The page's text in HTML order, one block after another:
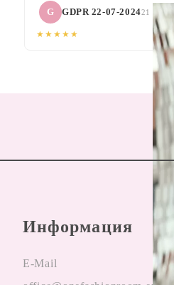
G GDPR 22-07-202421 Юли
★★★★★
Информация
E-Mail